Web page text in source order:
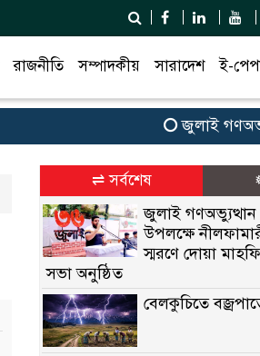
রাজনীতি সম্পাদকীয় সারাদেশ ই-
জুলাই
⇌ সর্বশেষ
জুলাই
উপলক্ষে
স্মরণে দোয়া
সভা অনুষ্ঠিত
বেলকুচিতে